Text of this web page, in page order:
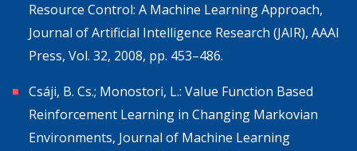
Resource Control: A Machine Learning Approach,
Journal of Artificial Intelligence Research (JAIR), AAAI
Press, Vol. 32, 2008, pp. 453–486.
Csáji, B. Cs.; Monostori, L.: Value Function Based
Reinforcement Learning in Changing Markovian
Environments, Journal of Machine Learning